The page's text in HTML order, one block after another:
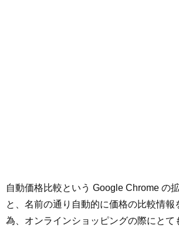
自動価格比較という Google Chrome の
と、名前の通り自動的に価格の比較情報
為、オンラインショッピングの際にとて